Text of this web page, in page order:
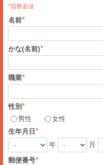
*回答必須
名前*
かな(名前)*
職業*
性別*
男性
女性
生年月日*
年 月
郵便番号*